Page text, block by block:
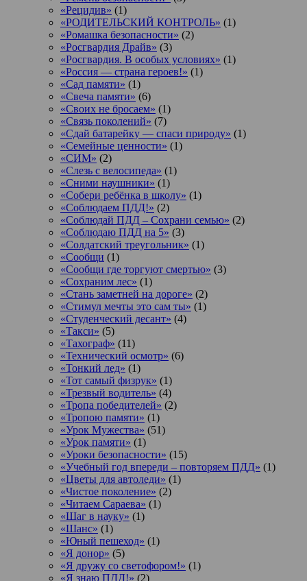
«Рецидив» (1)
«РОДИТЕЛЬСКИЙ КОНТРОЛЬ» (1)
«Ромашка безопасности» (2)
«Росгвардия Драйв» (3)
«Росгвардия. В особых условиях» (1)
«Россия — страна героев!» (1)
«Сад памяти» (1)
«Свеча памяти» (6)
«Своих не бросаем» (1)
«Связь поколений» (7)
«Сдай батарейку — спаси природу» (1)
«Семейные ценности» (1)
«СИМ» (2)
«Слезь с велосипеда» (1)
«Сними наушники» (1)
«Собери ребёнка в школу» (1)
«Соблюдаем ПДД!» (2)
«Соблюдай ПДД – Сохрани семью» (2)
«Соблюдаю ПДД на 5» (3)
«Солдатский треугольник» (1)
«Сообщи (1)
«Сообщи где торгуют смертью» (3)
«Сохраним лес» (1)
«Стань заметней на дороге» (2)
«Стимул мечты это сам ты» (1)
«Студенческий десант» (4)
«Такси» (5)
«Тахограф» (11)
«Технический осмотр» (6)
«Тонкий лед» (1)
«Тот самый физрук» (1)
«Трезвый водитель» (4)
«Тропа победителей» (2)
«Тропою памяти» (1)
«Урок Мужества» (51)
«Урок памяти» (1)
«Уроки безопасности» (15)
«Учебный год впереди – повторяем ПДД» (1)
«Цветы для автоледи» (1)
«Чистое поколение» (2)
«Читаем Сараева» (1)
«Шаг в науку» (1)
«Шанс» (1)
«Юный пешеход» (1)
«Я донор» (5)
«Я дружу со светофором!» (1)
«Я знаю ПДД!» (2)